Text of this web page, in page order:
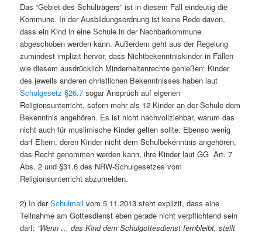
Das “Gebiet des Schulträgers” ist in diesem Fall eindeutig die
Kommune. In der Ausbildungsordnung ist keine Rede davon,
dass ein Kind in eine Schule in der Nachbarkommune
abgeschoben werden kann. Außerdem geht aus der Regelung
zumindest implizit hervor, dass Nichtbekenntniskinder in Fällen
wie diesem ausdrücklich Minderheitenrechte genießen: Kinder
des jeweils anderen christlichen Bekenntnisses haben laut
Schulgesetz §26.7 sogar Anspruch auf eigenen
Religionsunterricht, sofern mehr als 12 Kinder an der Schule dem
Bekenntnis angehören. Es ist nicht nachvollziehbar, warum das
nicht auch für muslimische Kinder gelten sollte. Ebenso wenig
darf Eltern, deren Kinder nicht dem Schulbekenntnis angehören,
das Recht genommen werden kann, ihre Kinder laut GG Art. 7
Abs. 2 und §31.6 des NRW-Schulgesetzes vom
Religionsunterricht abzumelden.
2) In derSchulmail vom 5.11.2013 steht explizit, dass eine
Teilnahme am Gottesdienst eben gerade nicht verpflichtend sein
darf: “Wenn … das Kind dem Schulgottesdienst fernbleibt, stellt